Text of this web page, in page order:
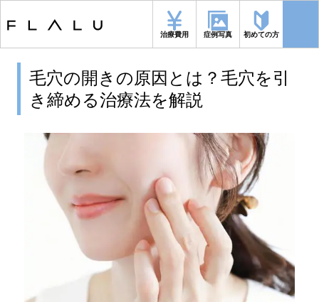
治療費用 症例写真 初めての方
毛穴の開きの原因とは？毛穴を引き締める治療法を
解説
毛穴の開きの原因とは？毛穴を引
き締める治療法を解説